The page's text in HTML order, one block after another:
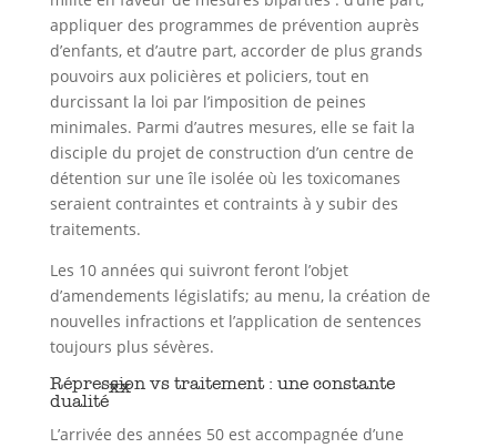
appliquer des programmes de prévention auprès
d’enfants, et d’autre part, accorder de plus grands
pouvoirs aux policières et policiers, tout en
durcissant la loi par l’imposition de peines
minimales. Parmi d’autres mesures, elle se fait la
disciple du projet de construction d’un centre de
détention sur une île isolée où les toxicomanes
seraient contraintes et contraints à y subir des
traitements.
Les 10 années qui suivront feront l’objet
d’amendements législatifs; au menu, la création de
nouvelles infractions et l’application de sentences
toujours plus sévères.
Répression vs traitement : une constante
dualité
xx
L’arrivée des années 50 est accompagnée d’une